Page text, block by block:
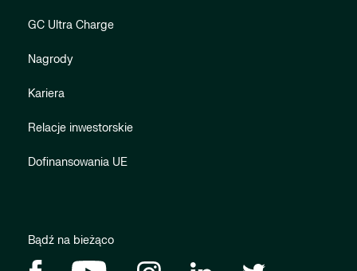
GC Ultra Charge
Nagrody
Kariera
Relacje inwestorskie
Dofinansowania UE
Bądź na bieżąco